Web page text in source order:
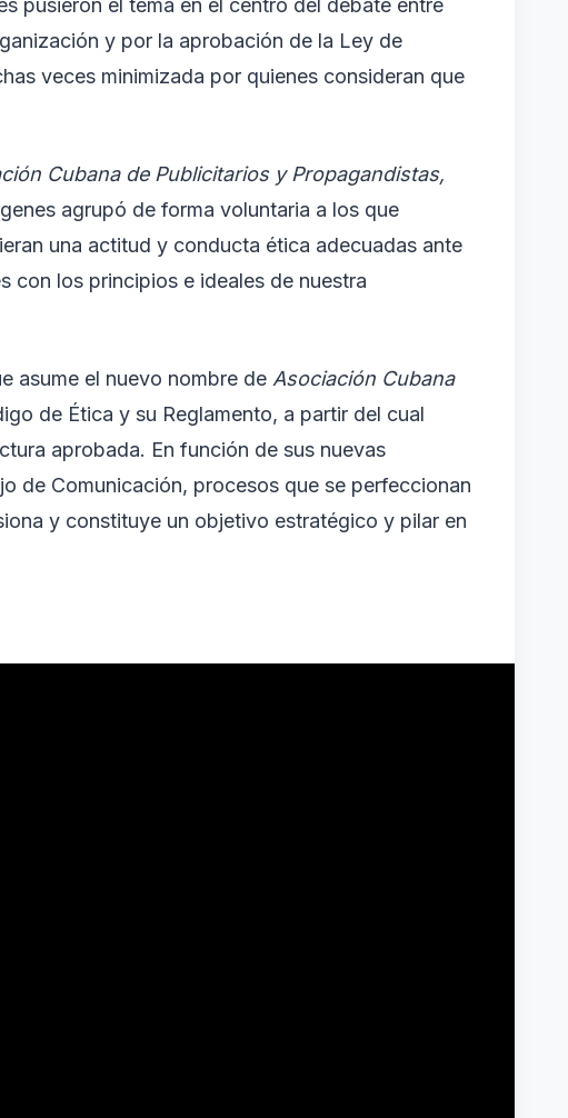
pusieron el tema en el centro del debate entre
y por la aprobación de la Ley de
veces minimizada por quienes consideran que
Cubana de Publicitarios y Propagandistas,
agrupó de forma voluntaria a los que
una actitud y conducta ética adecuadas ante
con los principios e ideales de nuestra
asume el nuevo nombre de Asociación Cubana
de Ética y su Reglamento, a partir del cual
aprobada. En función de sus nuevas
de Comunicación, procesos que se perfeccionan
y constituye un objetivo estratégico y pilar en